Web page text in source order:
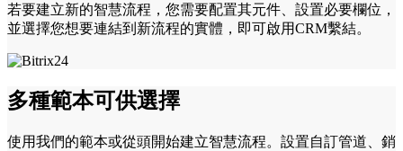
若要建立新的智慧流程，您需要配置其元件、設置必要欄位，
並選擇您想要連結到新流程的實體，即可啟用CRM繫結。
多種範本可供選擇
使用我們的範本或從頭開始建立智慧流程。設置自訂管道、銷